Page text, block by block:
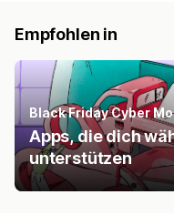
Empfohlen in
Black Friday Cyber
Apps, die dich
unterstützen